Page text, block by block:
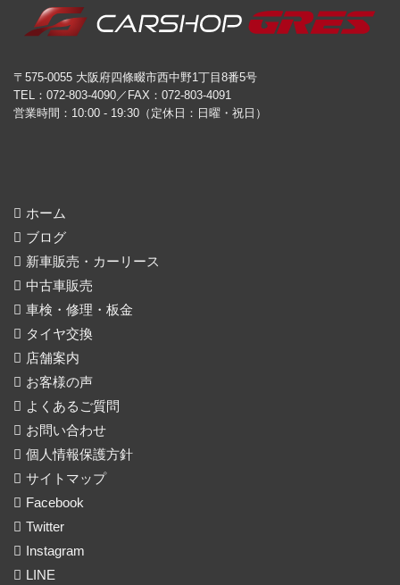
〒575-0055 大阪府四條畷市西中野1丁目8番5号
TEL：072-803-4090／FAX：072-803-4091
営業時間：10:00 - 19:30（定休日：日曜・祝日）
ホーム
ブログ
新車販売・カーリース
中古車販売
車検・修理・板金
タイヤ交換
店舗案内
お客様の声
よくあるご質問
お問い合わせ
個人情報保護方針
サイトマップ
Facebook
Twitter
Instagram
LINE